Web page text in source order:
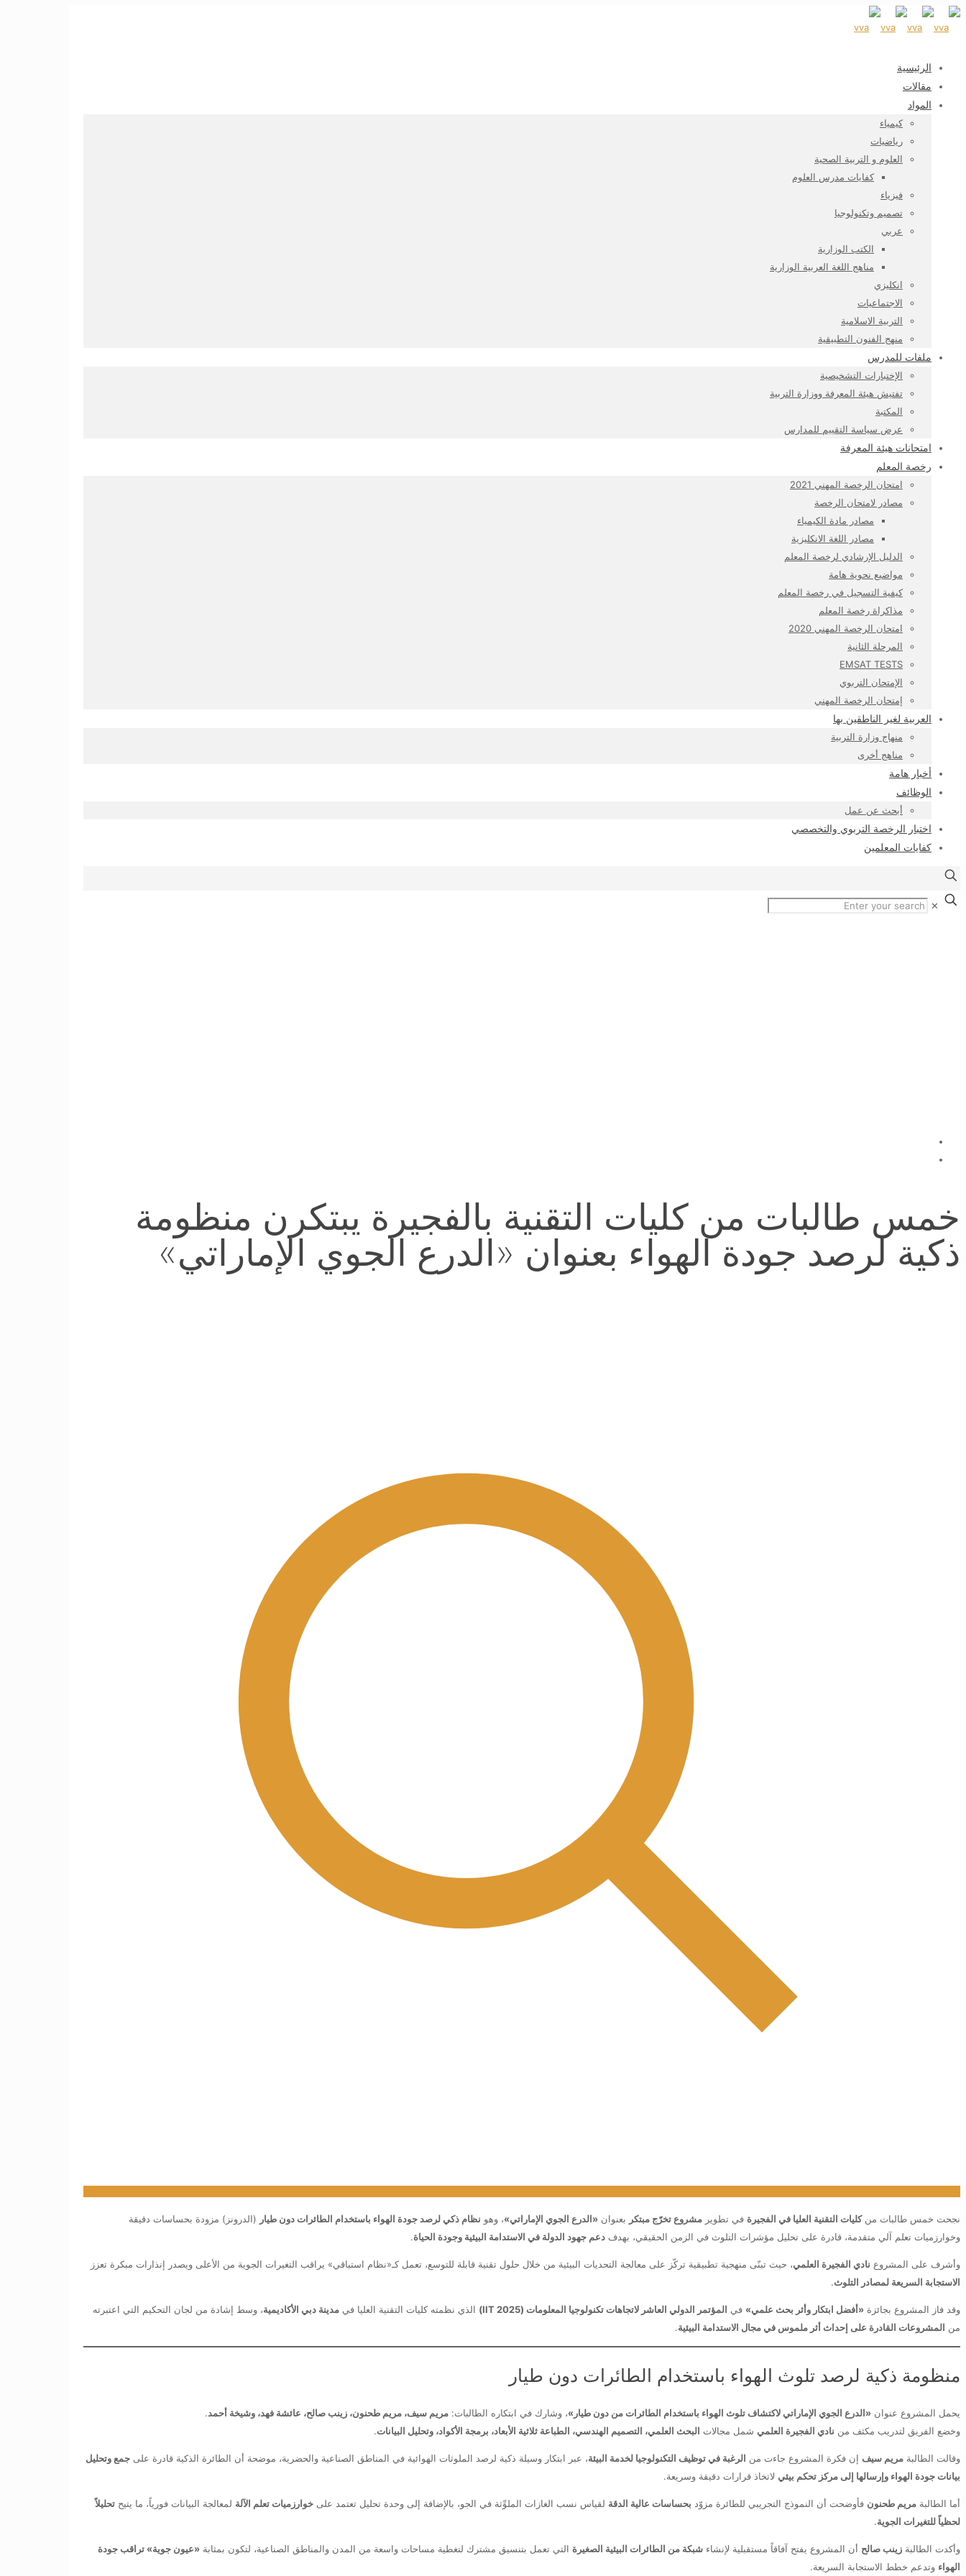
الرئيسية
مقالات
المواد
كيمياء
رياضيات
العلوم و التربية الصحية
كفايات مدرس العلوم
فيزياء
تصميم وتكنولوجيا
عربي
الكتب الوزارية
مناهج اللغة العربية الوزارية
انكليزي
الاجتماعيات
التربية الاسلامية
منهج الفنون التطبيقية
ملفات للمدرس
الإختبارات التشخيصية
تفتيش هيئة المعرفة ووزارة التربية
المكتبة
عرض سياسة التقييم للمدارس
امتحانات هيئة المعرفة
رخصة المعلم
امتحان الرخصة المهني 2021
مصادر لامتحان الرخصة
مصادر مادة الكيمياء
مصادر اللغة الانكليزية
الدليل الإرشادي لرخصة المعلم
مواضيع نحوية هامة
كيفية التسجيل في رخصة المعلم
مذاكراة رخصة المعلم
امتحان الرخصة المهني 2020
المرحلة الثانية
EMSAT TESTS
الإمتحان التربوي
إمتحان الرخصة المهني
العربية لغير الناطقين بها
منهاج وزارة التربية
مناهج أخرى
أخبار هامة
الوظائف
أبحث عن عمل
اختبار الرخصة التربوي والتخصصي
كفايات المعلمين
✕
خمس طالبات من كليات التقنية بالفجيرة يبتكرن منظومة
ذكية لرصد جودة الهواء بعنوان «الدرع الجوي الإماراتي»
نجحت خمس طالبات منكليات التقنية العليا في الفجيرة في تطوير مشروع تخرّج مبتكر بعنوان «الدرع الجوي الإماراتي»، وهو نظام ذكي لرصد جودة الهواء باستخدام الطائرات دون طيار (الدرونز) مزودة بحساسات دقيقة
وخوارزميات تعلم آلي متقدمة، قادرة على تحليل مؤشرات التلوث في الزمن الحقيقي، بهدف دعم جهود الدولة في الاستدامة البيئية وجودة الحياة.
وأشرف على المشروع نادي الفجيرة العلمي، حيث تبنّى منهجية تطبيقية تركّز على معالجة التحديات البيئية من خلال حلول تقنية قابلة للتوسع، تعمل كـ«نظام استباقي» يراقب التغيرات الجوية من الأعلى ويصدر إنذارات مبكرة تعزز
الاستجابة السريعة لمصادر التلوث.
وقد فاز المشروع بجائزة «أفضل ابتكار وأثر بحث علمي» في المؤتمر الدولي العاشر لاتجاهات تكنولوجيا المعلومات (IIT 2025) الذي نظمته كليات التقنية العليا في مدينة دبي الأكاديمية، وسط إشادة من لجان التحكيم التي اعتبرته
من المشروعات القادرة على إحداث أثر ملموس في مجال الاستدامة البيئية.
منظومة ذكية لرصد تلوث الهواء باستخدام الطائرات دون طيار
يحمل المشروع عنوان «الدرع الجوي الإماراتي لاكتشاف تلوث الهواء باستخدام الطائرات من دون طيار»، وشارك في ابتكاره الطالبات: مريم سيف، مريم طحنون، زينب صالح، عائشة فهد، وشيخة أحمد.
وخضع الفريق لتدريب مكثف من نادي الفجيرة العلمي شمل مجالات البحث العلمي، التصميم الهندسي، الطباعة ثلاثية الأبعاد، برمجة الأكواد، وتحليل البيانات.
وقالت الطالبة مريم سيف إن فكرة المشروع جاءت من الرغبة في توظيف التكنولوجيا لخدمة البيئة، عبر ابتكار وسيلة ذكية لرصد الملوثات الهوائية في المناطق الصناعية والحضرية، موضحة أن الطائرة الذكية قادرة على جمع وتحليل
بيانات جودة الهواء وإرسالها إلى مركز تحكم بيئي لاتخاذ قرارات دقيقة وسريعة.
أما الطالبة مريم طحنون فأوضحت أن النموذج التجريبي للطائرة مزوّد بحساسات عالية الدقة لقياس نسب الغازات الملوِّثة في الجو، بالإضافة إلى وحدة تحليل تعتمد على خوارزميات تعلم الآلة لمعالجة البيانات فورياً، ما يتيح تحليلاً
لحظياً للتغيرات الجوية.
وأكدت الطالبة زينب صالح أن المشروع يفتح آفاقاً مستقبلية لإنشاء شبكة من الطائرات البيئية الصغيرة التي تعمل بتنسيق مشترك لتغطية مساحات واسعة من المدن والمناطق الصناعية، لتكون بمثابة «عيون جوية» تراقب جودة
الهواء وتدعم خطط الاستجابة السريعة.